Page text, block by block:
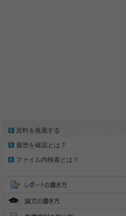
資料を推薦する
履歴を確認とは？
ファイル内検索とは？